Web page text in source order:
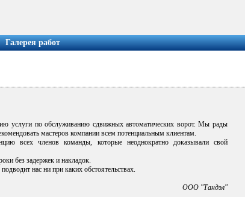
Галерея работ
услуги по обслуживанию сдвижных автоматических ворот. Мы рады
мастеров компании всем потенциальным клиентам.
всех членов команды, которые неоднократно доказывали свой
без задержек и накладок.
нас ни при каких обстоятельствах.
ООО "Тандэл"